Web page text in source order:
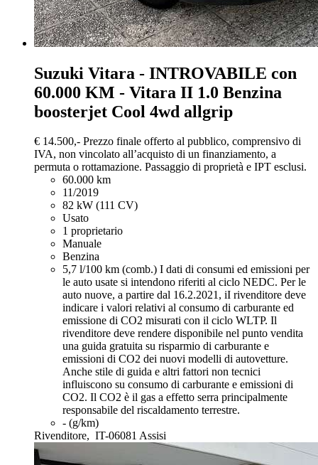
Suzuki Vitara - INTROVABILE con
60.000 KM - Vitara II 1.0 Benzina
boosterjet Cool 4wd allgrip
€ 14.500,- Prezzo finale offerto al pubblico, comprensivo di
IVA, non vincolato all’acquisto di un finanziamento, a
permuta o rottamazione. Passaggio di proprietà e IPT esclusi.
60.000 km
11/2019
82 kW (111 CV)
Usato
1 proprietario
Manuale
Benzina
5,7 l/100 km (comb.) I dati di consumi ed emissioni per
le auto usate si intendono riferiti al ciclo NEDC. Per le
auto nuove, a partire dal 16.2.2021, iI rivenditore deve
indicare i valori relativi al consumo di carburante ed
emissione di CO2 misurati con il ciclo WLTP. Il
rivenditore deve rendere disponibile nel punto vendita
una guida gratuita su risparmio di carburante e
emissioni di CO2 dei nuovi modelli di autovetture.
Anche stile di guida e altri fattori non tecnici
influiscono su consumo di carburante e emissioni di
CO2. Il CO2 è il gas a effetto serra principalmente
responsabile del riscaldamento terrestre.
- (g/km)
Rivenditore, IT-06081 Assisi